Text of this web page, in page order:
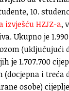
10.
izvješću HZJZ-a,
Ukupno je
(uključujući
je 1.707.700
(docjepna i treća
osobe)